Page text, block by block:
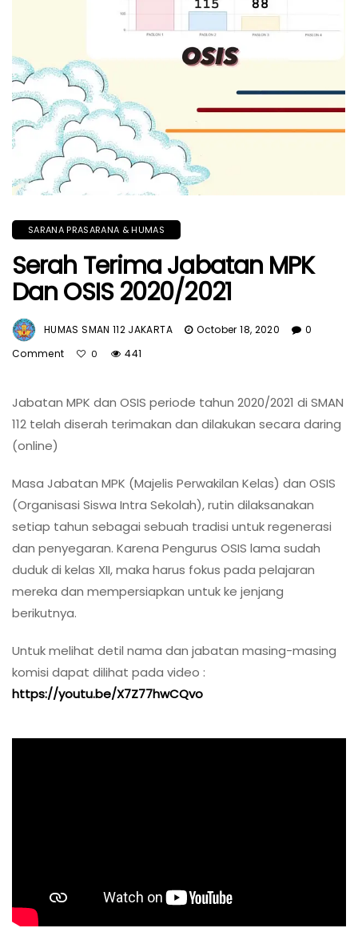
SARANA PRASARANA & HUMAS
Serah Terima Jabatan MPK
Dan OSIS 2020/2021
HUMAS SMAN 112 JAKARTA October 18, 2020
0
Comment
0 441
Jabatan MPK dan OSIS periode tahun 2020/2021 di SMAN
112 telah diserah terimakan dan dilakukan secara daring
(online)
Masa Jabatan MPK (Majelis Perwakilan Kelas) dan OSIS
(Organisasi Siswa Intra Sekolah), rutin dilaksanakan
setiap tahun sebagai sebuah tradisi untuk regenerasi
dan penyegaran. Karena Pengurus OSIS lama sudah
duduk di kelas XII, maka harus fokus pada pelajaran
mereka dan mempersiapkan untuk ke jenjang
berikutnya.
Untuk melihat detil nama dan jabatan masing-masing
komisi dapat dilihat pada video :
https://youtu.be/X7Z77hwCQvo